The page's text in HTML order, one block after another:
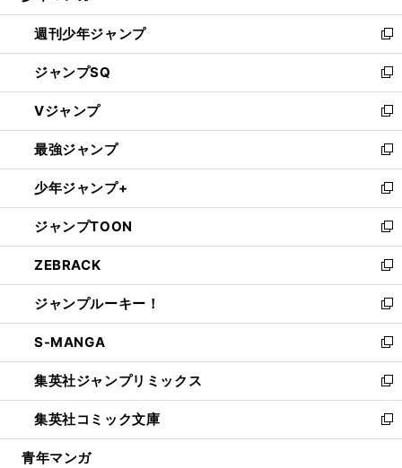
開
く
週刊少年ジャンプ
新
し
い
ウ
ィ
ン
ド
ウ
で
開
く
ジャンプSQ
新
し
い
ウ
ィ
ン
ド
ウ
で
開
く
Vジャンプ
新
し
い
ウ
ィ
ン
ド
ウ
で
開
く
最強ジャンプ
新
し
い
ウ
ィ
ン
ド
ウ
で
開
く
少年ジャンプ+
新
し
い
ウ
ィ
ン
ド
ウ
で
開
く
ジャンプTOON
新
し
い
ウ
ィ
ン
ド
ウ
で
開
く
ZEBRACK
新
し
い
ウ
ィ
ン
ド
ウ
で
開
ジャンプルーキー！
新
し
い
ウ
ィ
ン
ド
ウ
S-MANGA
新
し
い
ウ
ィ
ン
集英社ジャンプリミックス
新
し
い
ウ
集英社コミック文庫
新
し
青年マンガ